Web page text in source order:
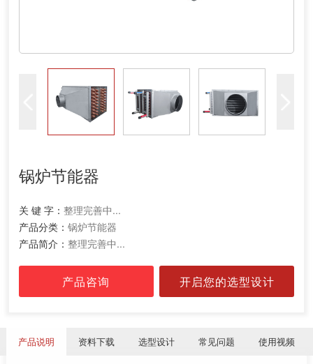
锅炉节能器
关 键 字： 整理完善中...
产品分类： 锅炉节能器
产品简介： 整理完善中...
产品咨询 开启您的选型设计
产品说明 资料下载 选型设计 常见问题 使用视频